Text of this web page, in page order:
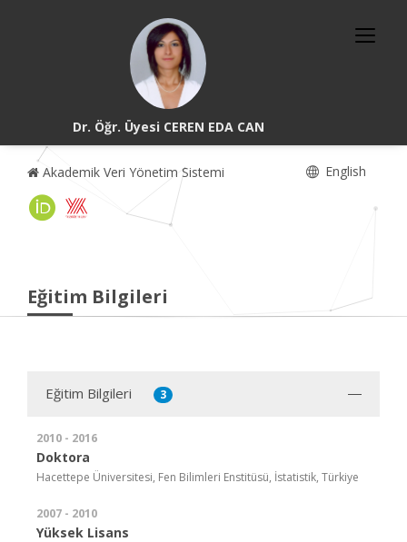
Dr. Öğr. Üyesi CEREN EDA CAN
Akademik Veri Yönetim Sistemi English
Eğitim Bilgileri
Eğitim Bilgileri 3
2010 - 2016
Doktora
Hacettepe Üniversitesi, Fen Bilimleri Enstitüsü, İstatistik, Türkiye
2007 - 2010
Yüksek Lisans